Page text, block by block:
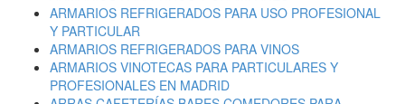
ARMARIOS REFRIGERADOS PARA USO PROFESIONAL
Y PARTICULAR
ARMARIOS REFRIGERADOS PARA VINOS
ARMARIOS VINOTECAS PARA PARTICULARES Y
PROFESIONALES EN MADRID